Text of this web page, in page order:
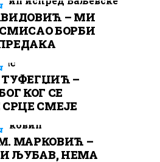
– МИ
БОРБИ
–
КОГ СЕ
СРЦЕ СМЕЈЕ
МАРКОВИЋ –
ЉУБАВ, НЕМА